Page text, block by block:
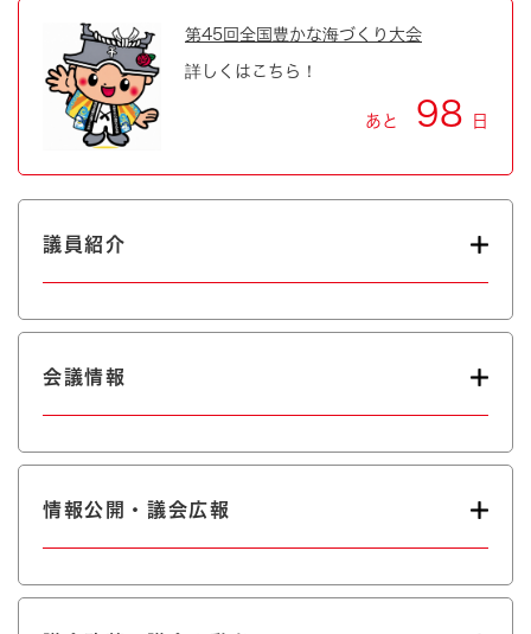
第45回全国豊かな海づくり大会
詳しくはこちら！
あと 98 日
議員紹介
会議情報
情報公開・議会広報